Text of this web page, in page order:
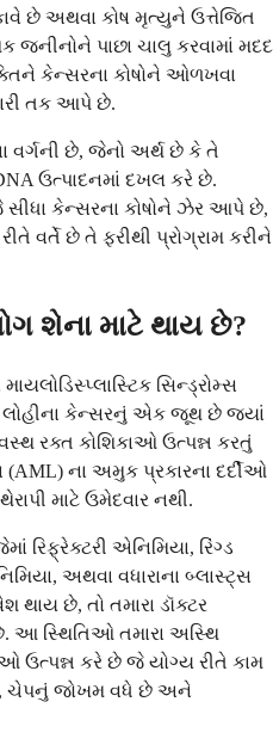
છે અથવા કોષ મૃત્યુને ઉત્તેજિત
જનીનોને પાછા ચાલુ કરવામાં મદદ
કેન્સરના કોષોને ઓળખવા
તક આપે છે.
વર્ગની છે, જેનો અર્થ છે કે તે
ઉત્પાદનમાં દખલ કરે છે.
સીધા કેન્સરના કોષોને ઝેર આપે છે,
વર્તે છે તે ફરીથી પ્રોગ્રામ કરીને
શેના માટે થાય છે?
સિન્ડ્રોમ્સ
લોહીના કેન્સરનું એક જૂથ છે જ્યાં
રક્ત કોશિકાઓ ઉત્પન્ન કરતું
ના અમુક પ્રકારના દર્દીઓ
માટે ઉમેદવાર નથી.
રિફ્રેક્ટરી એનિમિયા, રિંગ્ડ
અથવા વધારાના બ્લાસ્ટ્સ
થાય છે, તો તમારા ડૉક્ટર
આ સ્થિતિઓ તમારા અસ્થિ
ઉત્પન્ન કરે છે જે યોગ્ય રીતે કામ
ચેપનું જોખમ વધે છે અને